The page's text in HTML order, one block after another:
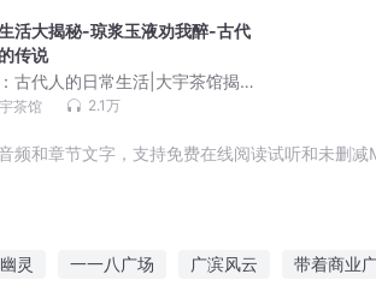
活大揭秘-琼浆玉液劝我醉-古代
传说
古代人的日常生活|大宇茶馆揭秘
实生活，历史趣闻冷知识
茶馆 2.1万
和章节文字，支持免费在线阅读试听和未删减
灵 一一八广场 广滨风云 带着商业